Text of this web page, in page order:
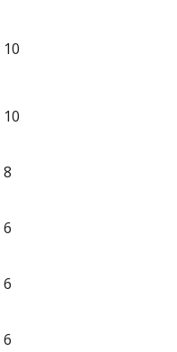
10
10
8
6
6
6